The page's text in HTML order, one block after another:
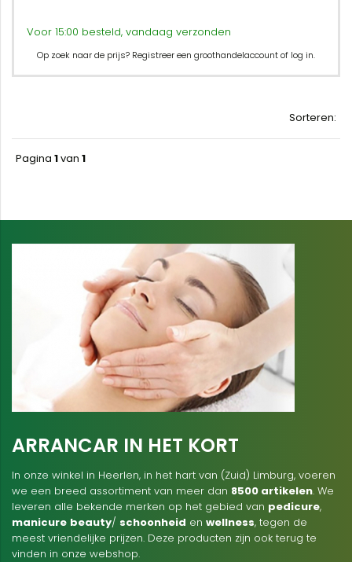
Voor 15:00 besteld, vandaag verzonden
Op zoek naar de prijs? Registreer een groothandelaccount of log in.
Sorteren:
Pagina 1van 1
ARRANCAR IN HET KORT
In onze winkel in Heerlen, in het hart van (Zuid) Limburg, voeren
we een breed assortiment van meer dan 8500 artikelen. We
leveren alle bekende merken op het gebied van pedicure,
manicure beauty/ schoonheid en wellness, tegen de
meest vriendelijke prijzen. Deze producten zijn ook terug te
vinden in onze webshop.